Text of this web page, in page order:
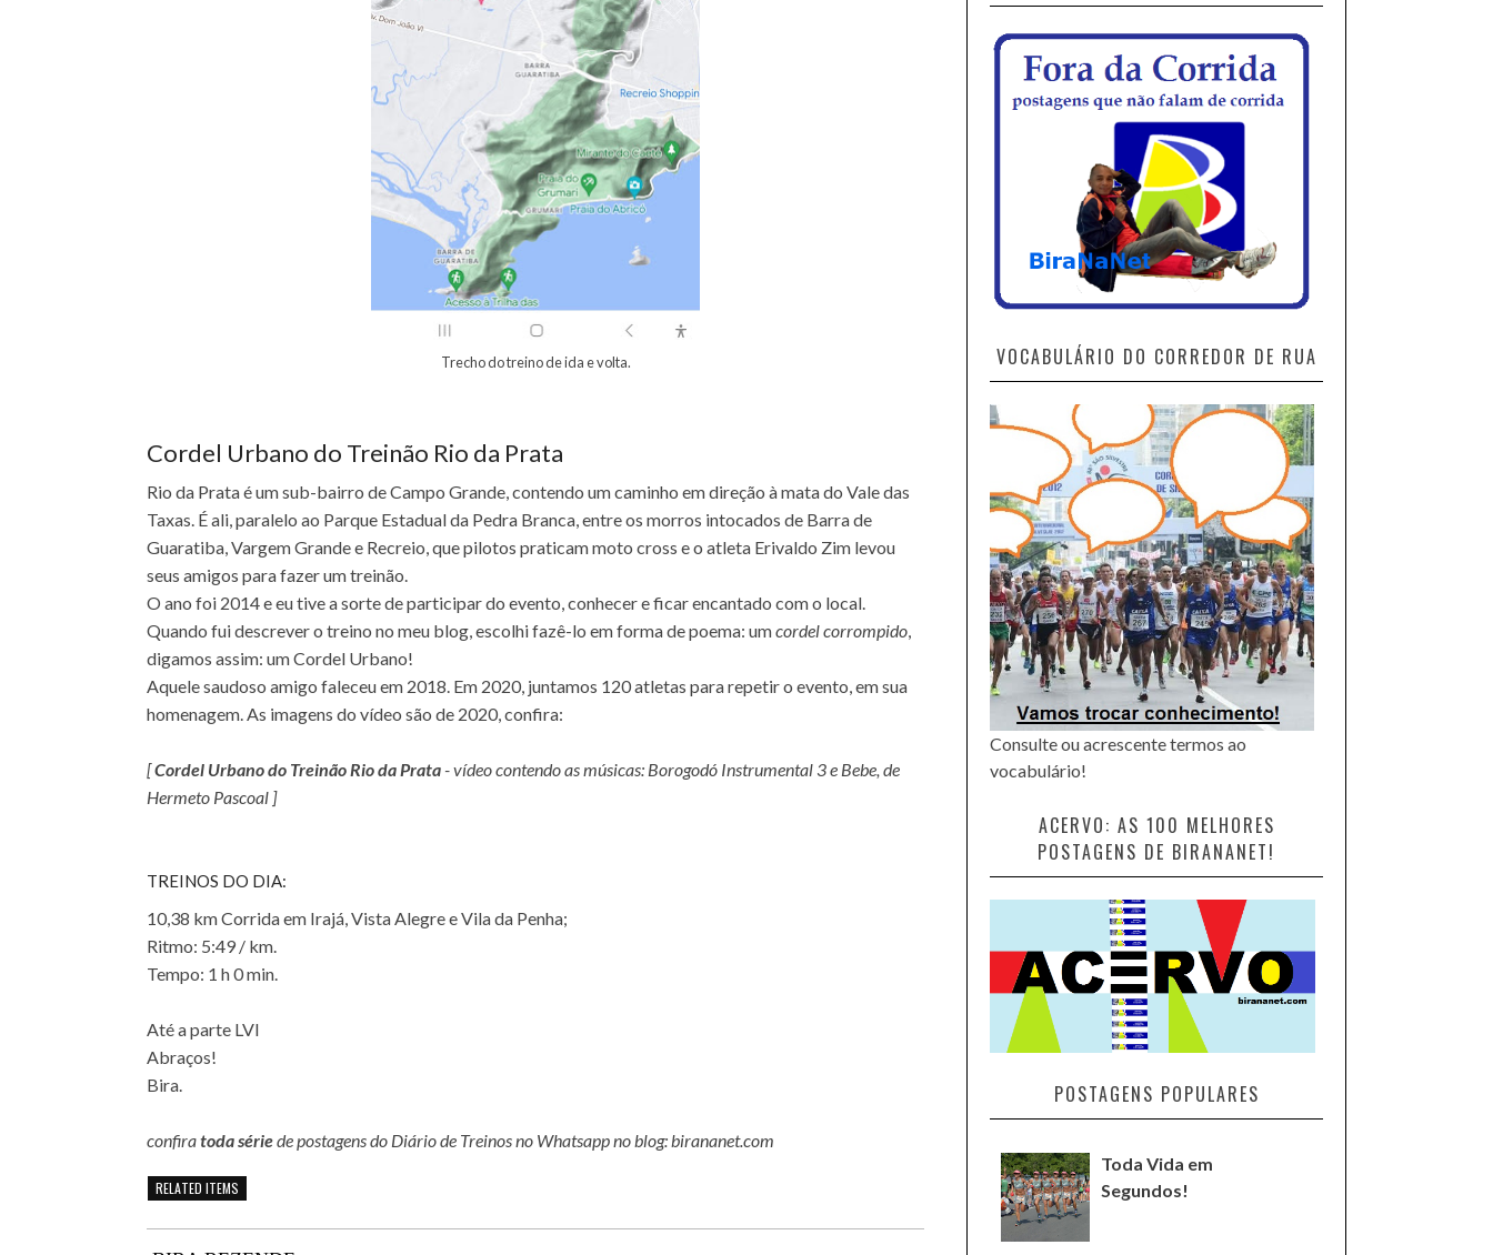
Trecho do treino de ida e volta.
Cordel Urbano do Treinão Rio da Prata
Rio da Prata é um sub-bairro de Campo Grande, contendo um caminho em direção à mata do Vale das
Taxas. É ali, paralelo ao Parque Estadual da Pedra Branca, entre os morros intocados de Barra de
Guaratiba, Vargem Grande e Recreio, que pilotos praticam moto cross e o atleta Erivaldo Zim levou
seus amigos para fazer um treinão.
O ano foi 2014 e eu tive a sorte de participar do evento, conhecer e ficar encantado com o local.
Quando fui descrever o treino no meu blog, escolhi fazê-lo em forma de poema: umcordel corrompido,
digamos assim: um Cordel Urbano!
Aquele saudoso amigo faleceu em 2018. Em 2020, juntamos 120 atletas para repetir o evento, em sua
homenagem. As imagens do vídeo são de 2020, confira:
[Cordel Urbano do Treinão Rio da Prata- vídeo contendo as músicas: Borogodó Instrumental 3 e Bebe, de
Hermeto Pascoal ]
TREINOS DO DIA:
10,38 km Corrida em Irajá, Vista Alegre e Vila da Penha;
Ritmo: 5:49 / km.
Tempo: 1 h 0 min.
Até a parte LVI
Abraços!
Bira.
confiratoda sériede postagens do Diário de Treinos no Whatsapp no blog: birananet.com
RELATED ITEMS
VOCABULÁRIO DO CORREDOR DE RUA
Consulte ou acrescente termos ao
vocabulário!
ACERVO: AS 100 MELHORES
POSTAGENS DE BIRANANET!
POSTAGENS POPULARES
Toda Vida em
Segundos!